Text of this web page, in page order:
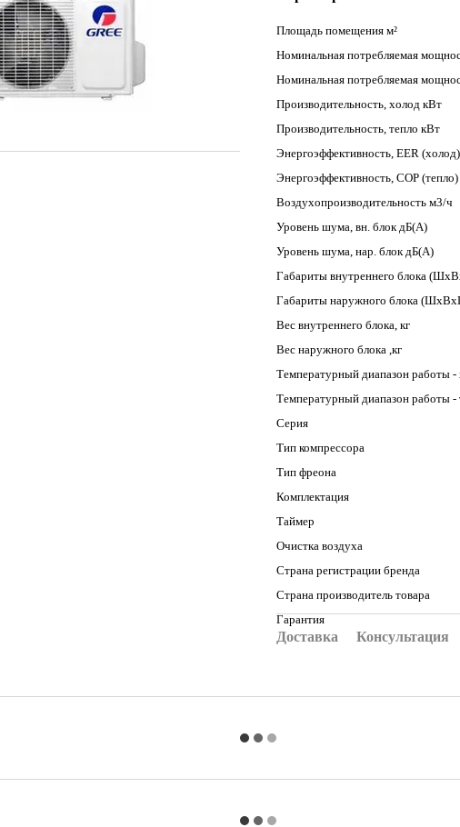
Площадь помещения м²
Номинальная потребляемая
Номинальная потребляемая
Производительность, холод кВт
Производительность, тепло кВт
Энергоэффективность, EER (холод)
Энергоэффективность, COP (тепло)
Воздухопроизводительность м3/ч
Уровень шума, вн. блок дБ(А)
Уровень шума, нар. блок дБ(А)
Габариты внутреннего блока
Габариты наружного блока
Вес внутреннего блока, кг
Вес наружного блока ,кг
Температурный диапазон работы -
Температурный диапазон работы -
Серия
Тип компрессора
Тип фреона
Комплектация
Таймер
Очистка воздуха
Страна регистрации бренда
Страна производитель товара
Гарантия
Доставка Консультация